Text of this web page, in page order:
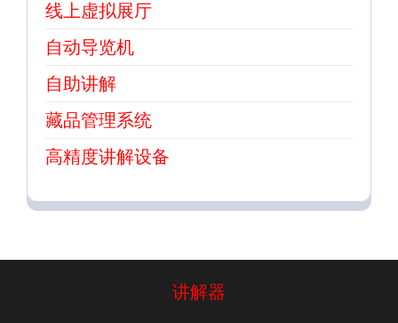
线上虚拟展厅
自动导览机
自助讲解
藏品管理系统
高精度讲解设备
讲解器